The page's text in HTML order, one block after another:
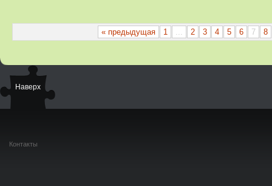
« предыдущая 1 ... 2 3 4 5 6 7 8
Наверх
Контакты